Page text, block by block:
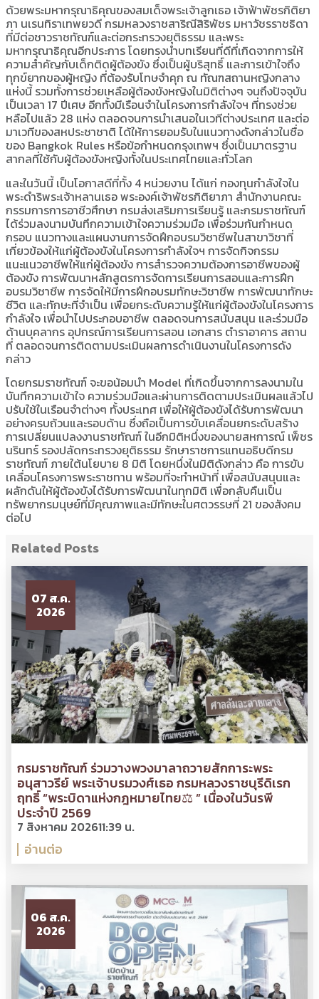
ด้วยพระมหากรุณาธิคุณของสมเด็จพระเจ้าลูกเธอ เจ้าฟ้าพัชรกิติยา
ภา นเรนทิราเทพยวดี กรมหลวงราชสาริณีสิริพัชร มหาวัชรราชธิดา
ที่มีต่อชาวราชทัณฑ์และต่อกระทรวงยุติธรรม และพระ
มหากรุณาธิคุณอีกประการ โดยทรงนำบทเรียนที่ดีที่เกิดจากการให้
ความสำคัญกับเด็กติดผู้ต้องขัง ซึ่งเป็นผู้บริสุทธิ์ และการเข้าใจถึง
ทุกข์ยากของผู้หญิง ที่ต้องรับโทษจำคุก ณ ทัณฑสถานหญิงกลาง
แห่งนี้ รวมทั้งการช่วยเหลือผู้ต้องขังหญิงในมิติต่างๆ จนถึงปัจจุบัน
เป็นเวลา 17 ปีเศษ อีกทั้งมีเรือนจำในโครงการกำลังใจฯ ที่ทรงช่วย
หลือไปแล้ว 28 แห่ง ตลอดจนการนำเสนอในเวทีต่างประเทศ และต่อ
มาเวทีของสหประชาชาติ ได้ให้การยอมรับในแนวทางดังกล่าวในชื่อ
ของ Bangkok Rules หรือข้อกำหนดกรุงเทพฯ ซึ่งเป็นมาตรฐาน
สากลที่ใช้กับผู้ต้องขังหญิงทั้งในประเทศไทยและทั่วโลก
และในวันนี้ เป็นโอกาสดีที่ทั้ง 4 หน่วยงาน ได้แก่ กองทุนกำลังใจใน
พระดำริพระเจ้าหลานเธอ พระองค์เจ้าพัชรกิติยาภา สำนักงานคณะ
กรรมการการอาชีวศึกษา กรมส่งเสริมการเรียนรู้ และกรมราชทัณฑ์
ได้ร่วมลงนามบันทึกความเข้าใจความร่วมมือ เพื่อร่วมกันกำหนด
กรอบ แนวทางและแผนงานการจัดฝึกอบรมวิชาชีพในสาขาวิชาที่
เกี่ยวข้องให้แก่ผู้ต้องขังในโครงการกำลังใจฯ การจัดกิจกรรม
แนะแนวอาชีพให้แก่ผู้ต้องขัง การสำรวจความต้องการอาชีพของผู้
ต้องขัง การพัฒนาหลักสูตรการจัดการเรียนการสอนและการฝึก
อบรมวิชาชีพ การจัดให้มีการฝึกอบรมทักษะวิชาชีพ การพัฒนาทักษะ
ชีวิต และทักษะที่จำเป็น เพื่อยกระดับความรู้ให้แก่ผู้ต้องขังในโครงการ
กำลังใจ เพื่อนำไปประกอบอาชีพ ตลอดจนการสนับสนุน และร่วมมือ
ด้านบุคลากร อุปกรณ์การเรียนการสอน เอกสาร ตำราอาคาร สถาน
ที่ ตลอดจนการติดตามประเมินผลการดำเนินงานในโครงการดัง
กล่าว
โดยกรมราชทัณฑ์ จะขอน้อมนำ Model ที่เกิดขึ้นจากการลงนามใน
บันทึกความเข้าใจ ความร่วมมือและผ่านการติดตามประเมินผลแล้วไป
ปรับใช้ในเรือนจำต่างๆ ทั้งประเทศ เพื่อให้ผู้ต้องขังได้รับการพัฒนา
อย่างครบถ้วนและรอบด้าน ซึ่งถือเป็นการขับเคลื่อนยกระดับสร้าง
การเปลี่ยนแปลงงานราชทัณฑ์ ในอีกมิติหนึ่งของนายสหการณ์ เพ็ชร
นรินทร์ รองปลัดกระทรวงยุติธรรม รักษาราชการแทนอธิบดีกรม
ราชทัณฑ์ ภายใต้นโยบาย 8 มิติ โดยหนึ่งในมิติดังกล่าว คือ การขับ
เคลื่อนโครงการพระราชทาน พร้อมที่จะทำหน้าที่ เพื่อสนับสนุนและ
ผลักดันให้ผู้ต้องขังได้รับการพัฒนาในทุกมิติ เพื่อกลับคืนเป็น
ทรัพยากรมนุษย์ที่มีคุณภาพและมีทักษะในศตวรรษที่ 21 ของสังคม
ต่อไป
Related Posts
07 ส.ค.
2026
กรมราชทัณฑ์ ร่วมวางพวงมาลาถวายสักการะพระ
อนุสาวรีย์ พระเจ้าบรมวงศ์เธอ กรมหลวงราชบุรีดิเรก
ฤทธิ์ “พระบิดาแห่งกฎหมายไทย⚖ ” เนื่องในวันรพี
ประจำปี 2569
7 สิงหาคม 202611:39 น.
อ่านต่อ
06 ส.ค.
2026